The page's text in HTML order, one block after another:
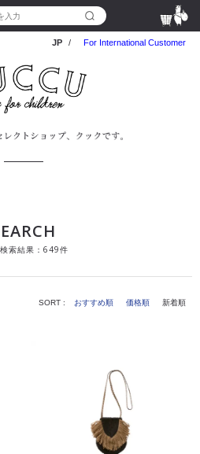
JP / For International Customer
索結果：649件
SORT : おすすめ順 価格順 新着順